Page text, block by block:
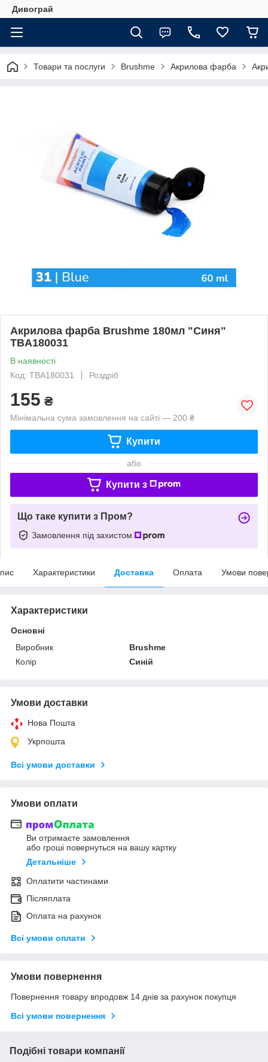
Дивограй
Товари та послуги Brushme Акрилова фарба
Акрилова фарба Brushme 180мл "Синя"
TBA180031
В наявності
Код: TBA180031
Роздріб
155 ₴
Мінімальна сума замовлення на сайті — 200 ₴
Купити
або
Купити з
Що таке купити з Пром?
Замовлення під захистом
Характеристики Доставка Оплата Умови
Характеристики
Основні
Виробник
Brushme
Колір
Синій
Умови доставки
Нова Пошта
Укрпошта
Всі умови доставки
Умови оплати
Ви отримаєте замовлення
або гроші повернуться на вашу картку
Детальніше
Оплатити частинами
Післяплата
Оплата на рахунок
Всі умови оплати
Умови повернення
Повернення товару впродовж 14 днів за рахунок покупця
Всі умови повернення
Подібні товари компанії